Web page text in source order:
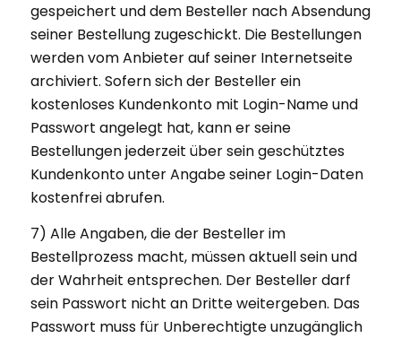
gespeichert und dem Besteller nach Absendung
seiner Bestellung zugeschickt. Die Bestellungen
werden vom Anbieter auf seiner Internetseite
archiviert. Sofern sich der Besteller ein
kostenloses Kundenkonto mit Login-Name und
Passwort angelegt hat, kann er seine
Bestellungen jederzeit über sein geschütztes
Kundenkonto unter Angabe seiner Login-Daten
kostenfrei abrufen.
7) Alle Angaben, die der Besteller im
Bestellprozess macht, müssen aktuell sein und
der Wahrheit entsprechen. Der Besteller darf
sein Passwort nicht an Dritte weitergeben. Das
Passwort muss für Unberechtigte unzugänglich